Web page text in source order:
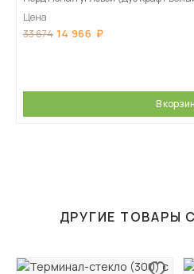
Цена
33 674 14 966
В
ДРУГИЕ ТОВАРЫ